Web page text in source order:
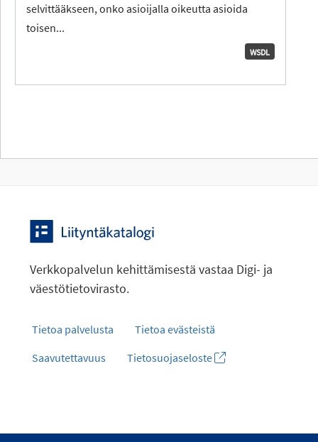
selvittääkseen, onko asioijalla oikeutta asioida
toisen...
WSDL
Verkkopalvelun kehittämisestä vastaa Digi- ja
väestötietovirasto.
Tietoa palvelusta
Tietoa evästeistä
Saavutettavuus
Tietosuojaseloste